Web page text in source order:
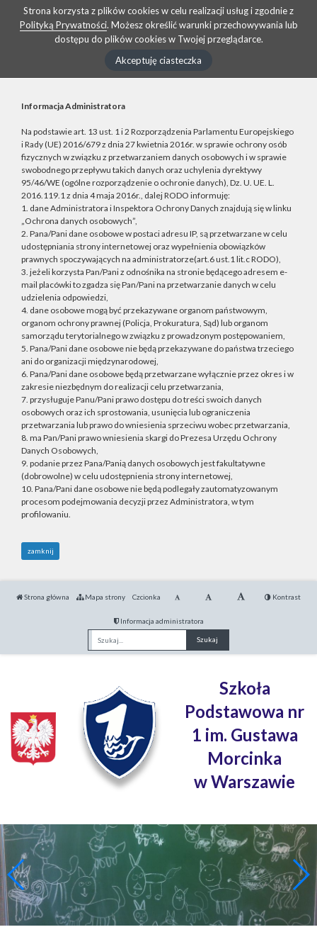
Strona korzysta z plików cookies w celu realizacji usług i zgodnie z
Polityką Prywatności. Możesz określić warunki przechowywania lub
dostępu do plików cookies w Twojej przeglądarce.
Akceptuję ciasteczka
Informacja Administratora
Na podstawie art. 13 ust. 1 i 2 Rozporządzenia Parlamentu Europejskiego
i Rady (UE) 2016/679 z dnia 27 kwietnia 2016r. w sprawie ochrony osób
fizycznych w związku z przetwarzaniem danych osobowych i w sprawie
swobodnego przepływu takich danych oraz uchylenia dyrektywy
95/46/WE (ogólne rozporządzenie o ochronie danych), Dz. U. UE. L.
2016.119.1 z dnia 4 maja 2016r., dalej RODO informuję:
1. dane Administratora i Inspektora Ochrony Danych znajdują się w linku
„Ochrona danych osobowych”,
2. Pana/Pani dane osobowe w postaci adresu IP, są przetwarzane w celu
udostępniania strony internetowej oraz wypełnienia obowiązków
prawnych spoczywających na administratorze(art.6 ust.1 lit.c RODO),
3. jeżeli korzysta Pan/Pani z odnośnika na stronie będącego adresem e-
mail placówki to zgadza się Pan/Pani na przetwarzanie danych w celu
udzielenia odpowiedzi,
4. dane osobowe mogą być przekazywane organom państwowym,
organom ochrony prawnej (Policja, Prokuratura, Sąd) lub organom
samorządu terytorialnego w związku z prowadzonym postępowaniem,
5. Pana/Pani dane osobowe nie będą przekazywane do państwa trzeciego
ani do organizacji międzynarodowej,
6. Pana/Pani dane osobowe będą przetwarzane wyłącznie przez okres i w
zakresie niezbędnym do realizacji celu przetwarzania,
7. przysługuje Panu/Pani prawo dostępu do treści swoich danych
osobowych oraz ich sprostowania, usunięcia lub ograniczenia
przetwarzania lub prawo do wniesienia sprzeciwu wobec przetwarzania,
8. ma Pan/Pani prawo wniesienia skargi do Prezesa Urzędu Ochrony
Danych Osobowych,
9. podanie przez Pana/Panią danych osobowych jest fakultatywne
(dobrowolne) w celu udostępnienia strony internetowej,
10. Pana/Pani dane osobowe nie będą podlegały zautomatyzowanym
procesom podejmowania decyzji przez Administratora, w tym
profilowaniu.
zamknij
Strona główna Mapa strony Czcionka Kontrast
Informacja administratora
Fraza
Szkoła
Podstawowa nr
1 im. Gustawa
Morcinka
w Warszawie